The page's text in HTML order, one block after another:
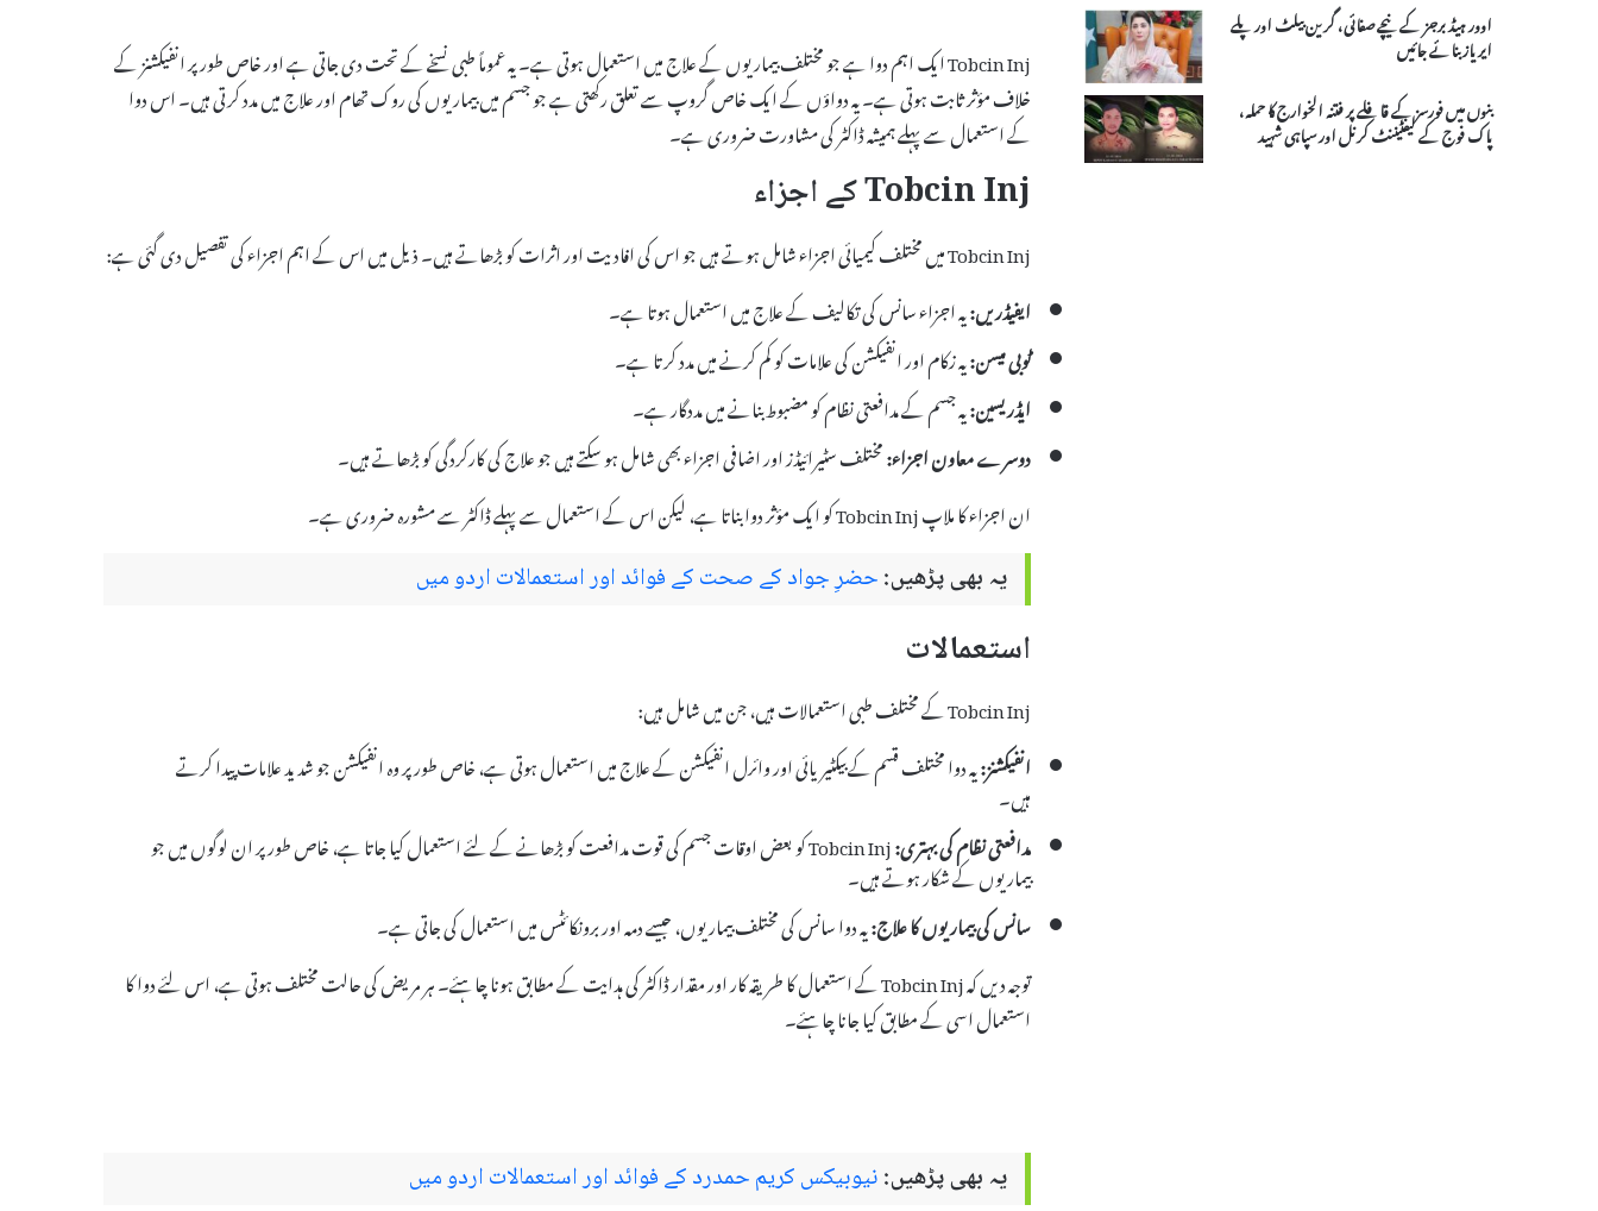
Tobcin Inj ایک اہم دوا ہے جو مختلف بیماریوں کے علاج میں استعمال ہوتی ہے۔ یہ عموماً طبی نسخے کے تحت دی جاتی ہے اور خاص طور پر انفیکشنز کے
خلاف مؤثر ثابت ہوتی ہے۔ یہ دواؤں کے ایک خاص گروپ سے تعلق رکھتی ہے جو جسم میں بیماریوں کی روک تھام اور علاج میں مدد کرتی ہیں۔ اس دوا
کے استعمال سے پہلے ہمیشہ ڈاکٹر کی مشاورت ضروری ہے۔
Tobcin Inj کے اجزاء
Tobcin Inj میں مختلف کیمیائی اجزاء شامل ہوتے ہیں جو اس کی افادیت اور اثرات کو بڑھاتے ہیں۔ ذیل میں اس کے اہم اجزاء کی تفصیل دی گئی ہے:
ایفیڈریں:یہ اجزاء سانس کی تکالیف کے علاج میں استعمال ہوتا ہے۔
ٹوبی میسن:یہ زکام اور انفیکشن کی علامات کو کم کرنے میں مدد کرتا ہے۔
ایڈریسین:یہ جسم کے مدافعتی نظام کو مضبوط بنانے میں مددگار ہے۔
دوسرے معاون اجزاء:مختلف سٹیرائیڈز اور اضافی اجزاء بھی شامل ہو سکتے ہیں جو علاج کی کارکردگی کو بڑھاتے ہیں۔
ان اجزاء کا ملاپ Tobcin Inj کو ایک مؤثر دوا بناتا ہے، لیکن اس کے استعمال سے پہلے ڈاکٹر سے مشورہ ضروری ہے۔
یہ بھی پڑھیں:حضرِ جواد کے صحت کے فوائد اور استعمالات اردو میں
استعمالات
Tobcin Inj کے مختلف طبی استعمالات ہیں، جن میں شامل ہیں:
انفیکشنز:یہ دوا مختلف قسم کے بیکٹیریائی اور وائرل انفیکشن کے علاج میں استعمال ہوتی ہے، خاص طور پر وہ انفیکشن جو شدید علامات پیدا کرتے
ہیں۔
مدافعتی نظام کی بہتری:
Tobcin Inj کو بعض اوقات جسم کی قوت مدافعت کو بڑھانے کے لئے استعمال کیا جاتا ہے، خاص طور پر ان لوگوں میں جو
بیماریوں کے شکار ہوتے ہیں۔
سانس کی بیماریوں کا علاج:یہ دوا سانس کی مختلف بیماریوں، جیسے دمہ اور برونکائٹس میں استعمال کی جاتی ہے۔
توجہ دیں کہ Tobcin Inj کے استعمال کا طریقہ کار اور مقدار ڈاکٹر کی ہدایت کے مطابق ہونا چاہئے۔ ہر مریض کی حالت مختلف ہوتی ہے، اس لئے دوا کا
استعمال اسی کے مطابق کیا جانا چاہئے۔
یہ بھی پڑھیں:نیوبیکس کریم حمدرد کے فوائد اور استعمالات اردو میں
اوور ہیڈ برجز کے نیچے صفائی، گرین بیلٹ اور پلے
ایریاز بنائے جائیں
بنوں میں فورسز کے قافلے پر فتنہ الخوارج کا حملہ،
پاک فوج کے لیفٹیننٹ کرنل اور سپاہی شہید